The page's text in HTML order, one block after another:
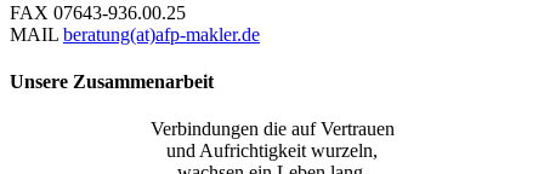
FAX 07643-936.00.25
MAIL beratung(at)afp-makler.de
Unsere Zusammenarbeit
Verbindungen die auf Vertrauen
und Aufrichtigkeit wurzeln,